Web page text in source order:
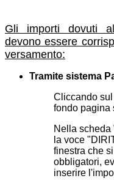
Gli importi dovuti
devono essere
versamento:
Tramite sistema
Cliccando sul
fondo pagina
Nella
la voce
finestra che
obbligatori,
inserire